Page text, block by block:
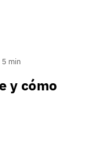
5 min
y cómo